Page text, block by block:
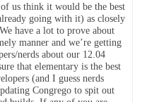
us think it would be the best
going with it) as closely
have a lot to prove about
manner and we’re getting
nerds about our 12.04
that elementary is the best
(and I guess nerds
Congrego to spit out